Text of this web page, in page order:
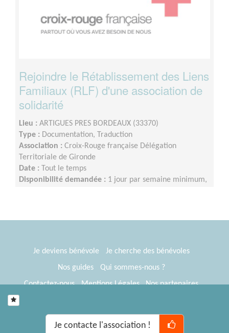
Rejoindre le Rétablissement des Liens
Familiaux (RLF) d'une association de
solidarité
Lieu : ARTIGUES PRES BORDEAUX (33370)
Type : Documentation, Traduction
Association : Croix-Rouge française Délégation
Territoriale de Gironde
Date : Tout le temps
Disponibilité demandée : 1 jour par semaine minimum,
Je contacte l'association !
Je deviens bénévole
Je cherche des bénévoles
Nos guides
Qui sommes-nous ?
Contactez-nous
Mentions Légales
Nos partenaires
® Tous Bénévoles 2012-2026
Webkast